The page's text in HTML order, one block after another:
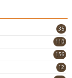
35
110
156
12